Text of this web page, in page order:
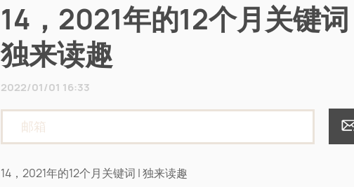
14，2021年的12个月关键词
独来读趣
2022/01/01 16:33
14，2021年的12个月关键词 | 独来读趣